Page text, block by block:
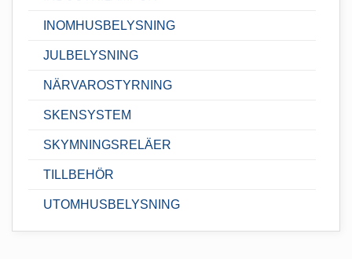
INOMHUSBELYSNING
JULBELYSNING
NÄRVAROSTYRNING
SKENSYSTEM
SKYMNINGSRELÄER
TILLBEHÖR
UTOMHUSBELYSNING